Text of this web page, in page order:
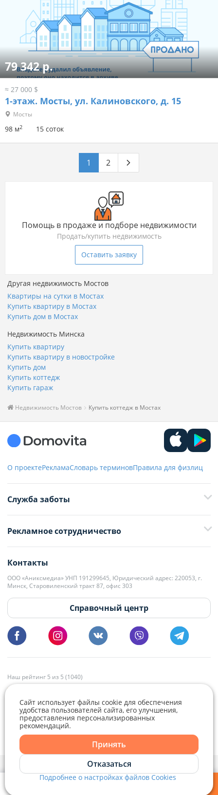
Telegram
79 342 р.
≈ 27 000 $
1-этаж. Мосты, ул. Калиновского, д. 15
Мосты
98 м2 15 соток
1 2
Помощь в продаже и подборе недвижимости
Продать/купить недвижимость
Оставить заявку
Другая недвижимость Мостов
Квартиры на сутки в Мостах
Купить квартиру в Мостах
Купить дом в Мостах
Недвижимость Минска
Купить квартиру
Купить квартиру в новостройке
Купить дом
Купить коттедж
Купить гараж
Недвижимость Мостов Купить коттедж в Мостах
О проектеРекламаСловарь терминовПравила для физлиц
Служба заботы
+375 33 376-13-70
editor@domovita.by
Мы принимаем звонки и отвечаем на письма в будние дни с 9:00 до
18:00.
Рекламное сотрудничество
kb@domovita.by
+375 29 179-11-28 Владислав Гладченко
vg@domovita.by
Пишите и звоните нам в будние дни с 8:00 до 20:00.
Контакты
ООО «Аниксмедиа» УНП 191299645, Юридический адрес: 220053, г.
Минск, Старовиленский тракт 87, офис 303
Справочный центр
Наш рейтинг 5 из 5 (1040)
Политика конфиденциальности,
Политика обработки файлов cookieиВыбор настроек Cookie
только при наличии активной ссылки.
Сайт использует файлы cookie для обеспечения
удобства пользователей сайта, его улучшения,
предоставления персонализированных
рекомендаций.
Принять
Отказаться
Подробнее о настройках файлов Cookies